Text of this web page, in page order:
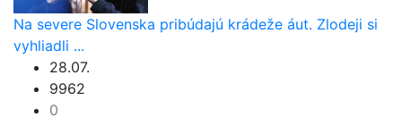
Na severe Slovenska pribúdajú krádeže áut. Zlodeji si
vyhliadli ...
28.07.
9962
0